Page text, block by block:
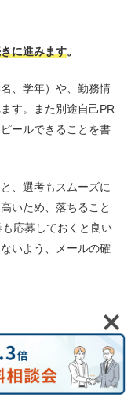
に進みます。
、学年）や、勤務情
す。また別途自己PR
ールできることを書
、選考もスムーズに
いため、落ちること
応募しておくと良い
いよう、メールの確